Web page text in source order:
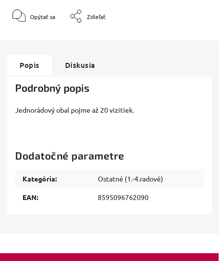
Opýtať sa Zdieľať
Popis Diskusia
Podrobný popis
Jednorádový obal pojme až 20 vizitiek.
Dodatočné parametre
Kategória: Ostatné (1.-4.radové)
EAN: 8595096762090